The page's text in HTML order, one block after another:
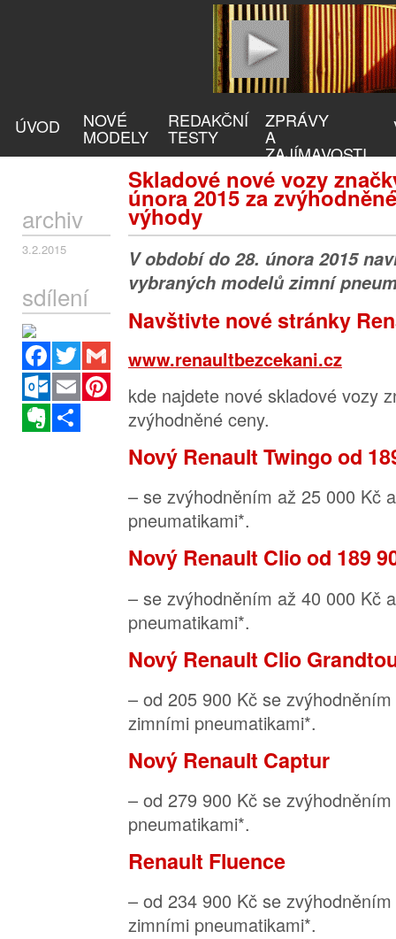
ÚVOD NOVÉ
MODELY
REDAKČNÍ
TESTY
ZPRÁVY
A
ZAJÍMAVOSTI
Skladové nové vozy
února 2015 za
výhody
archiv
3.2.2015
sdílení
Facebook
Twitter
Outlook.com
Email
Evernote
V období do 28. února 2015
vybraných modelů zimní
Navštivte nové stránky
www.renaultbezcekani.cz
kde najdete nové skladové vozy
zvýhodněné ceny.
Nový Renault Twingo od
– se zvýhodněním až 25 000 Kč
pneumatikami*.
Nový Renault Clio od 189
– se zvýhodněním až 40 000 Kč
pneumatikami*.
Nový Renault Clio
– od 205 900 Kč se
zimními pneumatikami*.
Nový Renault Captur
– od 279 900 Kč se
pneumatikami*.
Renault Fluence
– od 234 900 Kč se
zimními pneumatikami*.